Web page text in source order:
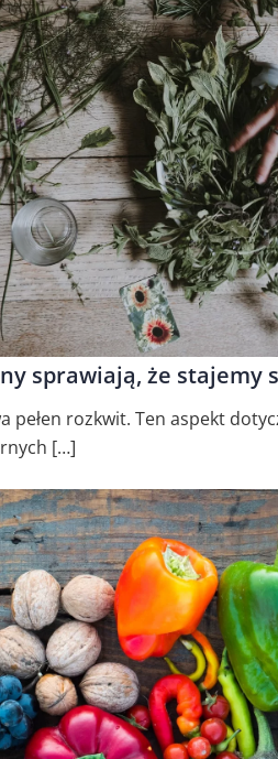
sprawiają, że stajemy
pełen rozkwit. Ten aspekt
[…]